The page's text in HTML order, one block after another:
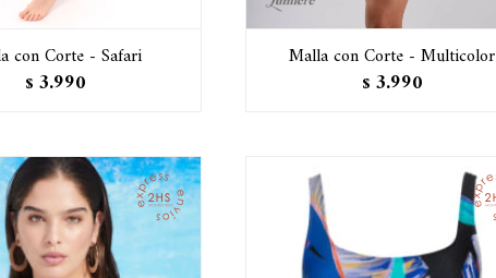
con Corte - Safari
$ 3.990
Malla con Corte - Multicolor
$ 3.990